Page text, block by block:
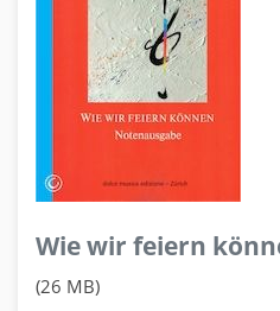
Wie wir feiern
(26 MB)